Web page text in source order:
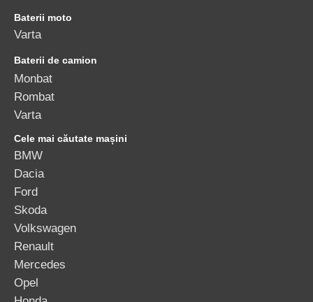
Baterii moto
Varta
Baterii de camion
Monbat
Rombat
Varta
Cele mai căutate mașini
BMW
Dacia
Ford
Skoda
Volkswagen
Renault
Mercedes
Opel